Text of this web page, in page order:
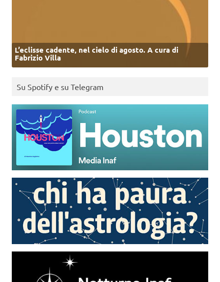
L’eclisse cadente, nel cielo di agosto. A cura di
Fabrizio Villa
Su Spotify e su Telegram